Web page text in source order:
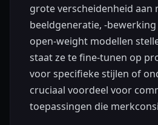
grote verscheidenheid aan
beeldgeneratie, -bewerking
open-weight modellen
staat ze te fine-tunen op
voor specifieke stijlen of
cruciaal voordeel voor
toepassingen die